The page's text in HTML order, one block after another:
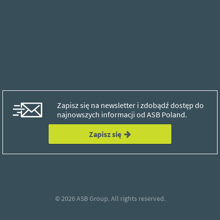
Zapisz się na newsletter i zdobądź dostęp do
najnowszych informacji od ASB Poland.
Zapisz się
© 2026ASB Group.All rights reserved.